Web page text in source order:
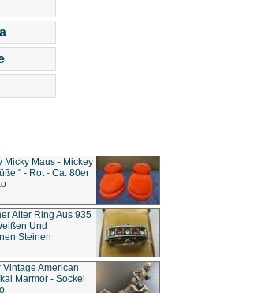
Micky Maus - Mickey
" - Rot - Ca. 80er
Alter Ring Aus 935
Und
Steinen
Vintage American
Marmor - Sockel